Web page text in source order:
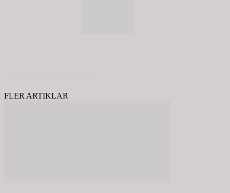
FLER ARTIKLAR